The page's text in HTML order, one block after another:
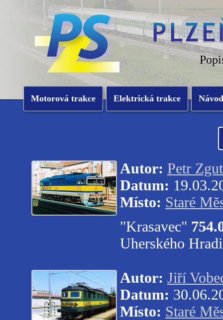
Motorová trakce Elektrická trakce
Autor: Petr Zgut
Datum:
Místo: Staré
"Krasavec"
Uherského
Autor: Jiří
Datum:
Místo: Staré